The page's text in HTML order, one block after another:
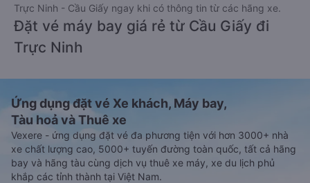
Trực Ninh - Cầu Giấy ngay khi có thông tin từ các hãng xe.
Đặt vé máy bay giá rẻ từ Cầu Giấy đi
Trực Ninh
Ứng dụng đặt vé Xe khách, Máy bay,
Tàu hoả và Thuê xe
Vexere - ứng dụng đặt vé đa phương tiện với hơn 3000+ nhà
xe chất lượng cao, 5000+ tuyến đường toàn quốc, tất cả hãng
bay và hãng tàu cùng dịch vụ thuê xe máy, xe du lịch phủ
khắp các tỉnh thành tại Việt Nam.